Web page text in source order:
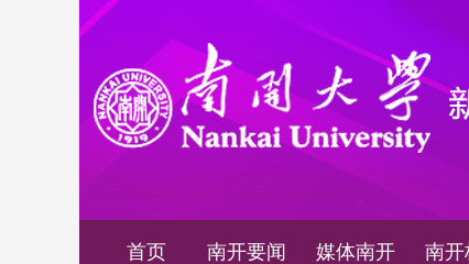
首页 南开要闻 媒体南开 南开